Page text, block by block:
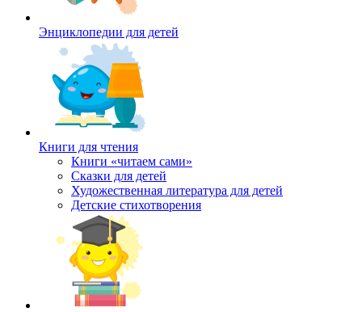
Энциклопедии для детей
Книги для чтения
Книги «читаем сами»
Сказки для детей
Художественная литература для детей
Детские стихотворения